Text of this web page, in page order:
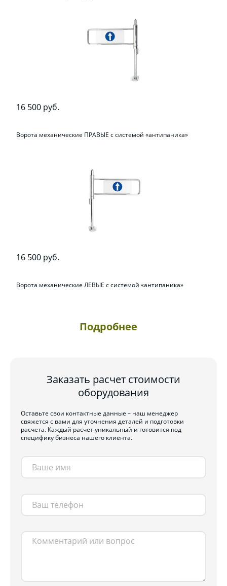
Подробнее
16 500 руб.
Ворота механические ПРАВЫЕ с системой «антипаника»
16 500 руб.
Ворота механические ЛЕВЫЕ с системой «антипаника»
Заказать расчет стоимости
оборудования
Оставьте свои контактные данные – наш менеджер
свяжется с вами для уточнения деталей и подготовки
расчета. Каждый расчет уникальный и готовится под
специфику бизнеса нашего клиента.